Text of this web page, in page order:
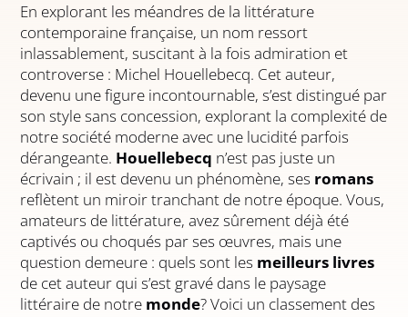
En explorant les méandres de la littérature
contemporaine française, un nom ressort
inlassablement, suscitant à la fois admiration et
controverse : Michel Houellebecq. Cet auteur,
devenu une figure incontournable, s’est distingué par
son style sans concession, explorant la complexité de
notre société moderne avec une lucidité parfois
dérangeante. Houellebecq n’est pas juste un
écrivain ; il est devenu un phénomène, ses romans
reflètent un miroir tranchant de notre époque. Vous,
amateurs de littérature, avez sûrement déjà été
captivés ou choqués par ses œuvres, mais une
question demeure : quels sont les meilleurs livres
de cet auteur qui s’est gravé dans le paysage
littéraire de notre monde? Voici un classement des